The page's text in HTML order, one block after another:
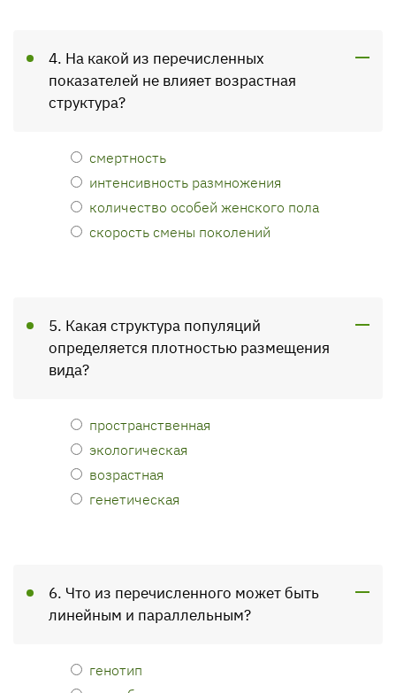
4. На какой из перечисленных
показателей не влияет возрастная
структура?
смертность
интенсивность размножения
количество особей женского пола
скорость смены поколений
5. Какая структура популяций
определяется плотностью размещения
вида?
пространственная
экологическая
возрастная
генетическая
6. Что из перечисленного может быть
линейным и параллельным?
генотип